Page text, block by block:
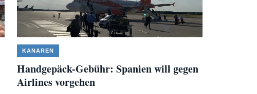
KANAREN
Handgepäck-Gebühr: Spanien will gegen
Airlines vorgehen